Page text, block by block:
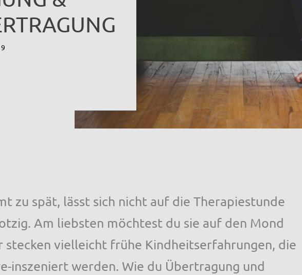
zu spät, lässt sich nicht auf die Therapiestunde
Am liebsten möchtest du sie auf den Mond
stecken vielleicht frühe Kindheitserfahrungen, die
inszeniert werden. Wie du Übertragung und